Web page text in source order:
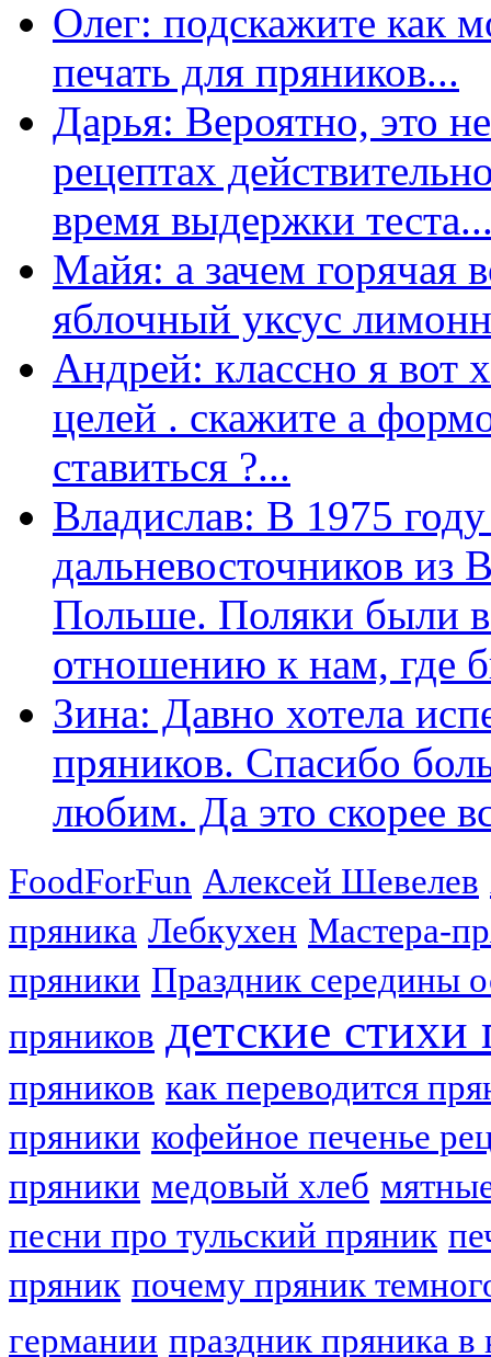
Олег: подскажите как
печать для пряников...
Дарья: Вероятно, это
рецептах
время выдержки
Майя: а зачем горячая
яблочный уксус
Андрей: классно я вот
целей . скажите а
ставиться ?...
Владислав: В 1975
дальневосточников из
Польше. Поляки были
отношению к нам, где
Зина: Давно хотела
пряников. Спасибо
любим. Да это скорее
FoodForFun Алексей Шевелев
пряника Лебкухен Мастера-
пряники Праздник середины
пряников детские
пряников как переводится
пряники кофейное печенье
пряники медовый хлеб
песни про тульский пряник
пряник почему пряник
германии праздник пряника в